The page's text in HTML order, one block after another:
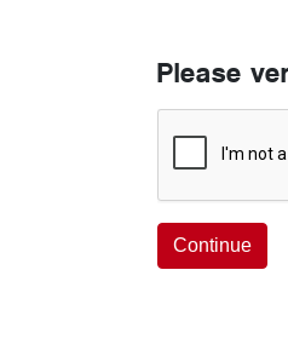
Please
Continue